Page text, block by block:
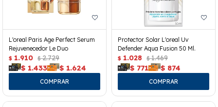
L'oreal Paris Age Perfect Serum
Rejuvenecedor Le Duo
$ 1.910 $ 2.729
$ 1.433 $ 1.624
Protector Solar L'oreal Uv
Defender Aqua Fusion 50 Ml.
$ 1.028 $ 1.469
$ 771 $ 874